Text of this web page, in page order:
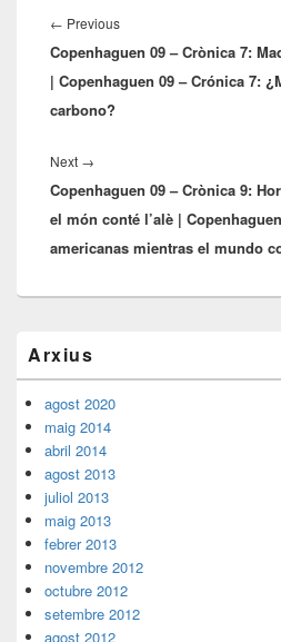
d'entrades
← PreviousPrevious
post:
Copenhaguen 09 – Crònica 7:
| Copenhaguen 09 – Crónica 7:
carbono?
Next →
post:
Copenhaguen 09 – Crònica 9:
el món conté l’alè |
americanas mientras el mundo
lateral
principal
Arxius
agost 2020
maig 2014
abril 2014
agost 2013
juliol 2013
maig 2013
febrer 2013
novembre 2012
octubre 2012
setembre 2012
agost 2012